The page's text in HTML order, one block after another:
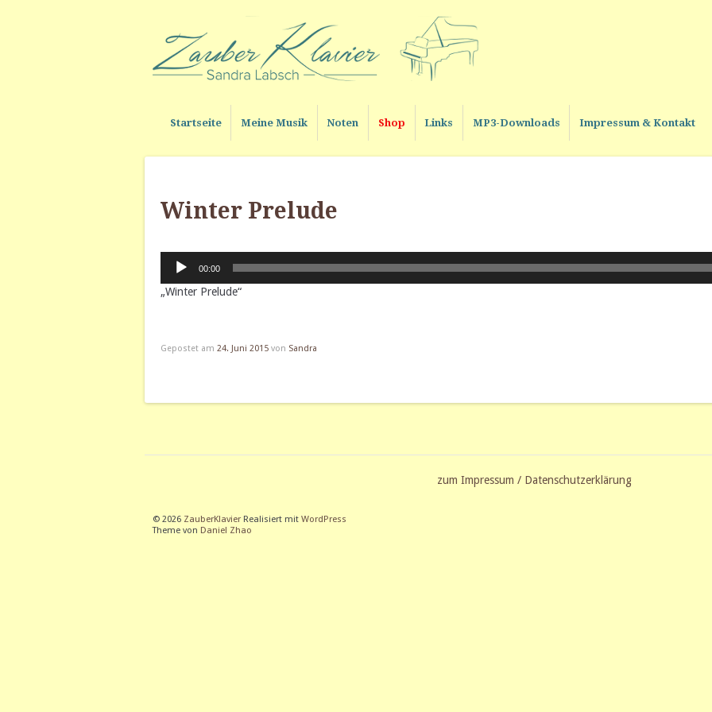
Startseite Meine Musik Noten Shop Links MP3-Downloads Impressum & Kontakt
Winter Prelude
Audio-
Player
00:00
„Winter Prelude“
Gepostet am 24. Juni 2015 von Sandra
zum Impressum / Datenschutzerklärung
© 2026 ZauberKlavierRealisiert mit WordPress
Theme von Daniel Zhao